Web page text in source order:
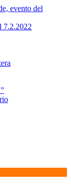
evento del
7.2.2022